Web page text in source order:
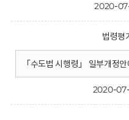
2020-
법령평
「수도법 시행령」 일부개정
2020-